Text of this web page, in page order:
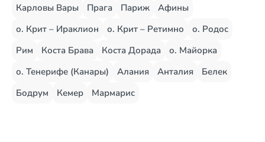
Карловы Вары
Прага Париж
Афины
о. Крит – Ираклион
о. Крит – Ретимно
о. Родос
Рим
Коста Брава Коста Дорада
о. Майорка
о. Тенерифе (Канары)
Алания Анталия
Белек
Бодрум
Кемер Мармарис